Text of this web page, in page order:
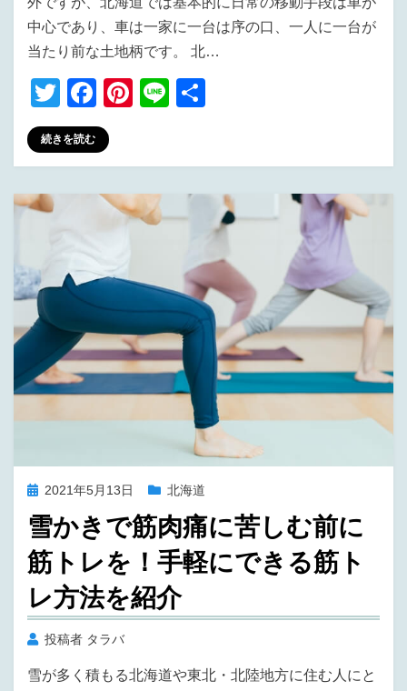
中心であり、車は一家に一台は序の口、一人に一台が
当たり前な土地柄です。 北…
T
wi
tt
F
a
c
b
o
o
k
Pi
st
Li
続きを読む
投
日:
2021年5月13日 北海道
雪かきで筋肉痛に苦しむ前に
筋トレを！手軽にできる筋ト
レ方法を紹介
投稿者 タラバ
雪が多く積もる北海道や東北・北陸地方に住む人にと